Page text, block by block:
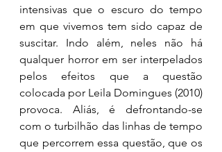
intensivas que o escuro do tempo
em que vivemos tem sido capaz de
suscitar. Indo além, neles não há
qualquer horror em ser interpelados
pelos efeitos que a questão
colocada por Leila Domingues (2010)
provoca. Aliás, é defrontando-se
com o turbilhão das linhas de tempo
que percorrem essa questão, que os